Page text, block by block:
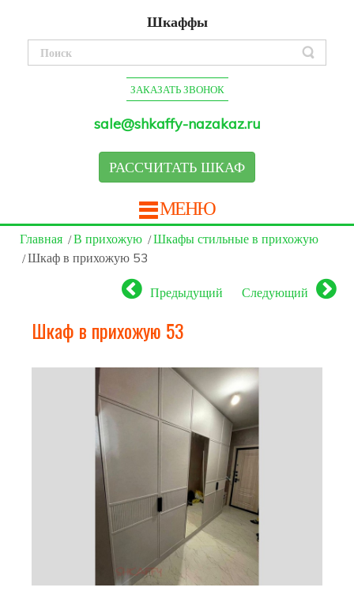
Шкаффы
ЗАКАЗАТЬ ЗВОНОК
sale@shkaffy-nazakaz.ru
РАССЧИТАТЬ ШКАФ
МЕНЮ
Главная В прихожую
Шкафы стильные в прихожую
Шкаф в прихожую 53
Предыдущий Следующий
Шкаф в прихожую 53